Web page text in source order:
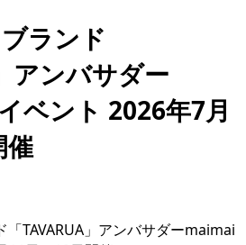
ランド
アンバサダー
ベント 2026年7月
催